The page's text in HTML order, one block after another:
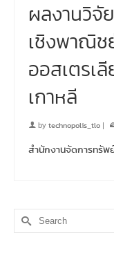
ผลงานวิจั
เชิงพาณิช
ออสเตรเ
เกาหลี
by technopolis_tlo |
สำนักงานจัดการทรั
Search
for: